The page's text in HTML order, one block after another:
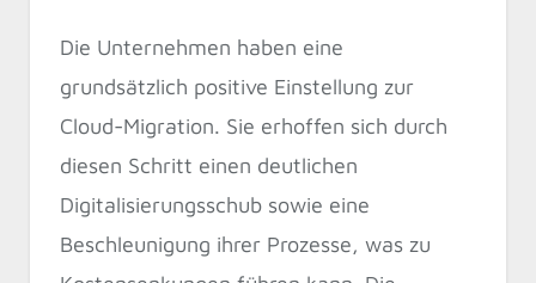
Die Unternehmen haben eine
grundsätzlich positive Einstellung zur
Cloud-Migration. Sie erhoffen sich durch
diesen Schritt einen deutlichen
Digitalisierungsschub sowie eine
Beschleunigung ihrer Prozesse, was zu